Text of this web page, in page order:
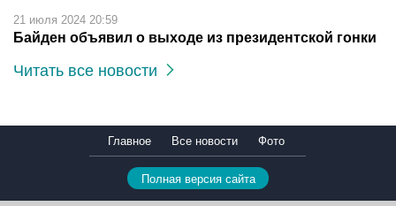
21 июля 2024 20:59
Байден объявил о выходе из президентской гонки
Читать все новости
Главное Все новости Фото
Полная версия сайта